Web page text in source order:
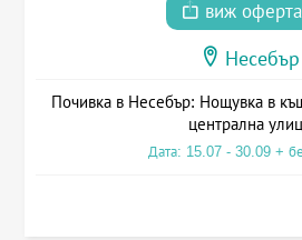
виж
Несебър
Почивка в Несебър: Нощувка в
централна
Дата: 15.07 - 30.09 +